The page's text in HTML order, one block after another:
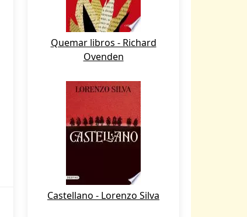
Quemar libros - Richard
Ovenden
Castellano - Lorenzo Silva